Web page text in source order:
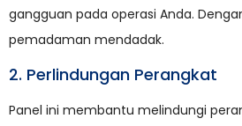
gangguan pada operasi Anda.
pemadaman mendadak.
2. Perlindungan Perangkat
Panel ini membantu melindungi